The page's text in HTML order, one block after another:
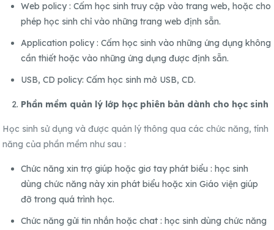
Web policy : Cấm học sinh truy cập vào trang web, hoặc cho
phép học sinh chỉ vào những trang web định sẵn.
Application policy : Cấm học sinh vào những ứng dụng không
cần thiết hoặc vào những ứng dụng được định sẵn.
USB, CD policy: Cấm học sinh mở USB, CD.
Phần mềm quản lý lớp học phiên bản dành cho học sinh
Học sinh sử dụng và được quản lý thông qua các chức năng, tính
năng của phần mềm như sau :
Chức năng xin trợ giúp hoặc giơ tay phát biểu : học sinh
dùng chức năng này xin phát biểu hoặc xin Giáo viện giúp
đỡ trong quá trình học.
Chức năng gửi tin nhắn hoặc chat : học sinh dùng chức năng